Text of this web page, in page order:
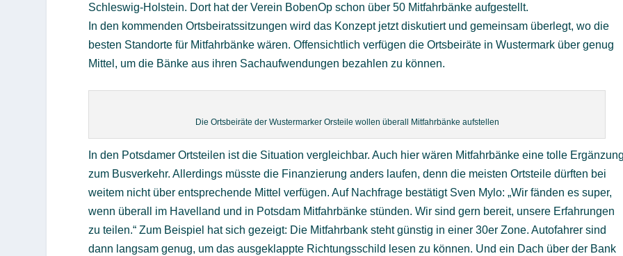
Schleswig-Holstein. Dort hat der Verein BobenOp schon über 50 Mitfahrbänke aufgestellt.
In den kommenden Ortsbeiratssitzungen wird das Konzept jetzt diskutiert und gemeinsam überlegt, wo die
besten Standorte für Mitfahrbänke wären. Offensichtlich verfügen die Ortsbeiräte in Wustermark über genug
Mittel, um die Bänke aus ihren Sachaufwendungen bezahlen zu können.
Die Ortsbeiräte der Wustermarker Orsteile wollen überall Mitfahrbänke aufstellen
In den Potsdamer Ortsteilen ist die Situation vergleichbar. Auch hier wären Mitfahrbänke eine tolle
zum Busverkehr. Allerdings müsste die Finanzierung anders laufen, denn die meisten Ortsteile dürften bei
weitem nicht über entsprechende Mittel verfügen. Auf Nachfrage bestätigt Sven Mylo: „Wir fänden es super,
wenn überall im Havelland und in Potsdam Mitfahrbänke stünden. Wir sind gern bereit, unsere Erfahrungen
zu teilen.“ Zum Beispiel hat sich gezeigt: Die Mitfahrbank steht günstig in einer 30er Zone. Autofahrer sind
dann langsam genug, um das ausgeklappte Richtungsschild lesen zu können. Und ein Dach über der Bank